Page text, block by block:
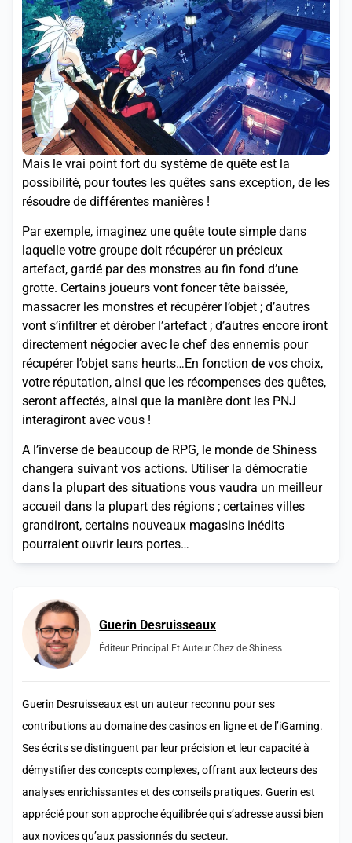
Mais le vrai point fort du système de quête est la
possibilité, pour toutes les quêtes sans exception, de les
résoudre de différentes manières !
Par exemple, imaginez une quête toute simple dans
laquelle votre groupe doit récupérer un précieux
artefact, gardé par des monstres au fin fond d’une
grotte. Certains joueurs vont foncer tête baissée,
massacrer les monstres et récupérer l’objet ; d’autres
vont s’infiltrer et dérober l’artefact ; d’autres encore iront
directement négocier avec le chef des ennemis pour
récupérer l’objet sans heurts…En fonction de vos choix,
votre réputation, ainsi que les récompenses des quêtes,
seront affectés, ainsi que la manière dont les PNJ
interagiront avec vous !
A l’inverse de beaucoup de RPG, le monde de Shiness
changera suivant vos actions. Utiliser la démocratie
dans la plupart des situations vous vaudra un meilleur
accueil dans la plupart des régions ; certaines villes
grandiront, certains nouveaux magasins inédits
pourraient ouvrir leurs portes…
Guerin Desruisseaux
Éditeur Principal Et Auteur Chez de Shiness
Guerin Desruisseaux est un auteur reconnu pour ses
contributions au domaine des casinos en ligne et de l’iGaming.
Ses écrits se distinguent par leur précision et leur capacité à
démystifier des concepts complexes, offrant aux lecteurs des
analyses enrichissantes et des conseils pratiques. Guerin est
apprécié pour son approche équilibrée qui s’adresse aussi bien
aux novices qu’aux passionnés du secteur.